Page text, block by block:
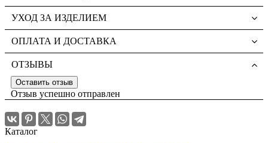
УХОД ЗА ИЗДЕЛИЕМ
ОПЛАТА И ДОСТАВКА
ОТЗЫВЫ
Оставить отзыв
Отзыв успешно отправлен
Каталог